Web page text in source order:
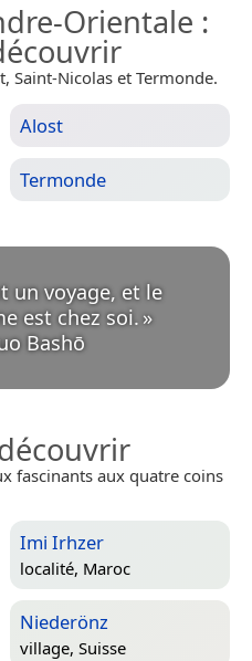
Orientale :
Saint-Nicolas et Termonde.
Alost
Termonde
un voyage, et le
est chez soi.
Bashō
fascinants aux quatre coins
Imi Irhzer
localité, Maroc
Niederönz
village, Suisse